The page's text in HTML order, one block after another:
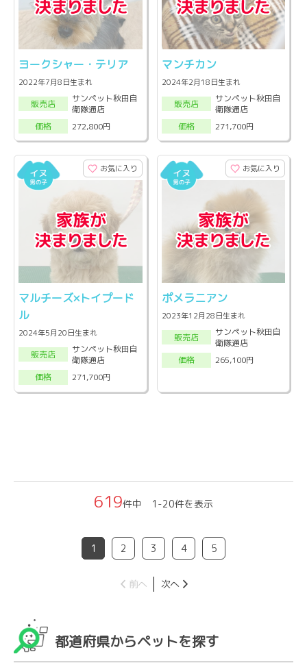
ヨークシャー・テリア
2022年7月8日生まれ
販売店
サンペット秋田自
衛隊通店
価格
272,800円
マンチカン
2024年2月18日生まれ
販売店
サンペット秋田自
衛隊通店
価格
271,700円
お気に入り
マルチーズ×トイプード
ル
2024年5月20日生まれ
販売店
サンペット秋田自
衛隊通店
価格
271,700円
お気に入り
ポメラニアン
2023年12月28日生まれ
販売店
サンペット秋田自
衛隊通店
価格
265,100円
619件中 1-20件を表示
1 2 3 4 5
前へ 次へ
都道府県からペットを探す